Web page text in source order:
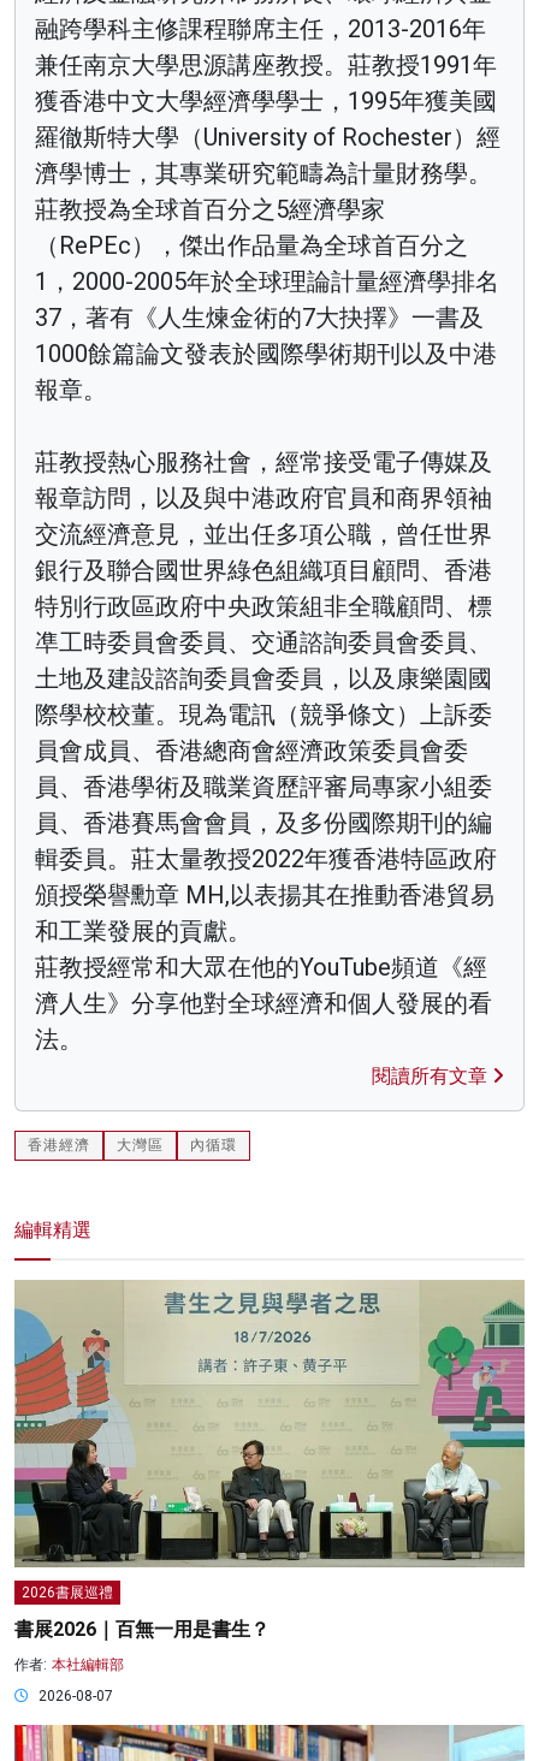
融跨學科主修課程聯席主任，2013-2016年
兼任南京大學思源講座教授。莊教授1991年
獲香港中文大學經濟學學士，1995年獲美國
羅徹斯特大學（University of Rochester）經
濟學博士，其專業研究範疇為計量財務學。
莊教授為全球首百分之5經濟學家
（RePEc），傑出作品量為全球首百分之
1，2000-2005年於全球理論計量經濟學排名
37，著有《人生煉金術的7大抉擇》一書及
1000餘篇論文發表於國際學術期刊以及中港
報章。
莊教授熱心服務社會，經常接受電子傳媒及
報章訪問，以及與中港政府官員和商界領袖
交流經濟意見，並出任多項公職，曾任世界
銀行及聯合國世界綠色組織項目顧問、香港
特別行政區政府中央政策組非全職顧問、標
凖工時委員會委員、交通諮詢委員會委員、
土地及建設諮詢委員會委員，以及康樂園國
際學校校董。現為電訊（競爭條文）上訴委
員會成員、香港總商會經濟政策委員會委
員、香港學術及職業資歷評審局專家小組委
員、香港賽馬會會員，及多份國際期刊的編
輯委員。莊太量教授2022年獲香港特區政府
頒授榮譽勳章 MH,以表揚其在推動香港貿易
和工業發展的貢獻。
莊教授經常和大眾在他的YouTube頻道《經
濟人生》分享他對全球經濟和個人發展的看
法。
閱讀所有文章
香港經濟 大灣區 內循環
編輯精選
2026書展巡禮
書展2026｜百無一用是書生？
作者: 本社編輯部
2026-08-07